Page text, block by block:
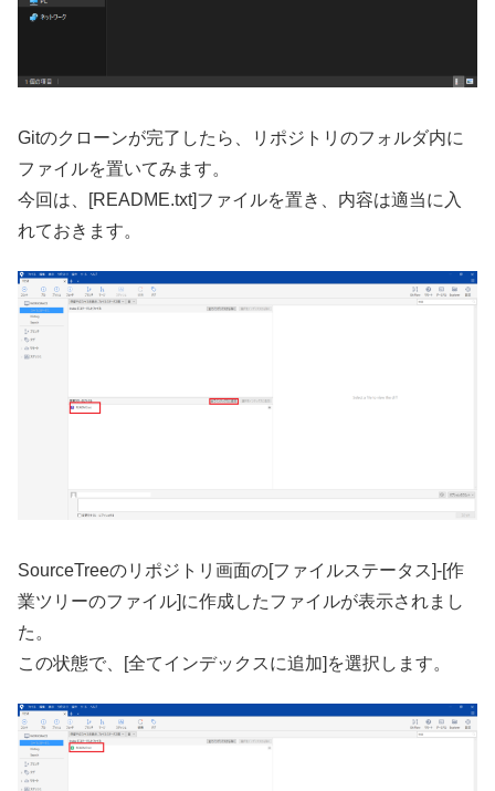
Gitのクローンが完了したら、リポジトリのフォルダ内に
ファイルを置いてみます。
今回は、[README.txt]ファイルを置き、内容は適当に入
れておきます。
SourceTreeのリポジトリ画面の[ファイルステータス]-[作
業ツリーのファイル]に作成したファイルが表示されまし
た。
この状態で、[全てインデックスに追加]を選択します。